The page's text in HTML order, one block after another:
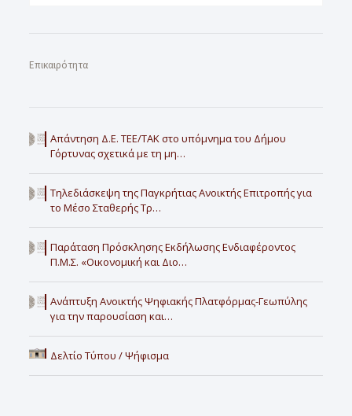
Επικαιρότητα
Απάντηση Δ.Ε. ΤΕΕ/ΤΑΚ στο υπόμνημα του Δήμου
Γόρτυνας σχετικά με τη μη…
Τηλεδιάσκεψη της Παγκρήτιας Ανοικτής Επιτροπής για
το Μέσο Σταθερής Τρ…
Παράταση Πρόσκλησης Εκδήλωσης Ενδιαφέροντος
Π.Μ.Σ. «Οικονομική και Διο…
Ανάπτυξη Ανοικτής Ψηφιακής Πλατφόρμας-Γεωπύλης
για την παρουσίαση και…
Δελτίο Τύπου / Ψήφισμα